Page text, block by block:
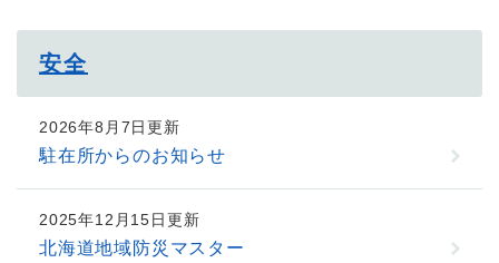
安全
2026年8月7日更新
駐在所からのお知らせ
2025年12月15日更新
北海道地域防災マスター